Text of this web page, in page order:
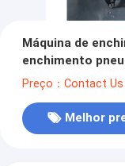
Máquina de
enchimento
Preço：Contact Us
Melhor